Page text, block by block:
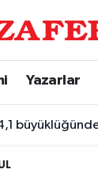
Yazarlar
soruşturmasında 16